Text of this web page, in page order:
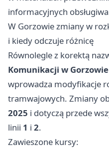
informacyjnych
W Gorzowie zmiany w
i kiedy odczuje różnicę
Równolegle z korektą
Komunikacji w
wprowadza modyfikacje
tramwajowych. Zmiany
2025 i dotyczą przede
linii 1 i 2.
Zawieszone kursy: